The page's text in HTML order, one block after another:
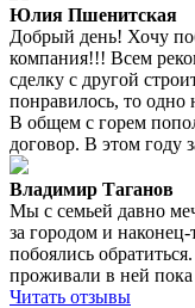
Юлия Пшенитская
Добрый день! Хочу
компания!!! Всем
сделку с другой
понравилось, то одно
В общем с горем
договор. В этом году
Владимир Таганов
Мы с семьей давно
за городом и
побоялись
проживали в ней
Читать отзывы